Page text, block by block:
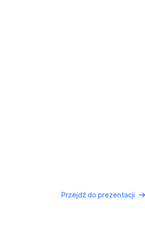
Przejdź do prezentacji